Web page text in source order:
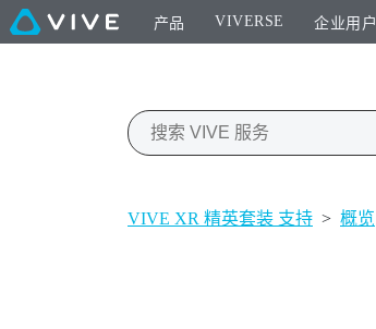
产品 VIVERSE 企业用户
VIVE XR 精英套装 支持 > 概览